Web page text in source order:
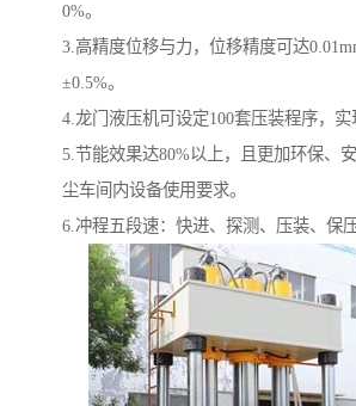
0%。
3.高精度位移与力，位移精度可达
±0.5%。
4.龙门液压机可设定100套压装程序，实
5.节能效果达80%以上，且更加环保、
尘车间内设备使用要求。
6.冲程五段速：快进、探测、压装、保